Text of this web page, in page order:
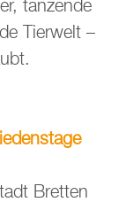
tanzende
Tierwelt –
Bretten